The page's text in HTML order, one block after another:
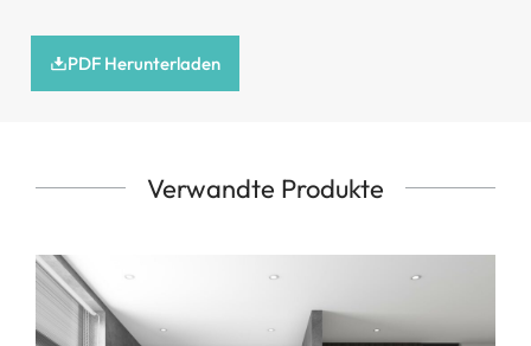
PDF Herunterladen
Verwandte Produkte